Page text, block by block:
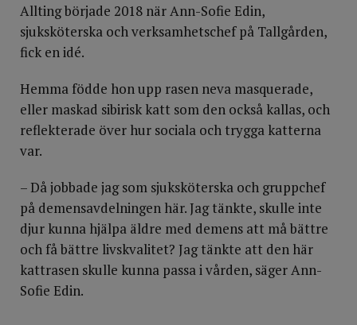
Allting började 2018 när Ann-Sofie Edin,
sjuksköterska och verksamhetschef på Tallgården,
fick en idé.
Hemma födde hon upp rasen neva masquerade,
eller maskad sibirisk katt som den också kallas, och
reflekterade över hur sociala och trygga katterna
var.
– Då jobbade jag som sjuksköterska och gruppchef
på demensavdelningen här. Jag tänkte, skulle inte
djur kunna hjälpa äldre med demens att må bättre
och få bättre livskvalitet? Jag tänkte att den här
kattrasen skulle kunna passa i vården, säger Ann-
Sofie Edin.